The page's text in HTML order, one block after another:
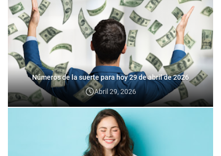
Números de la suerte para hoy 29 de abril de 2026
Abril 29, 2026